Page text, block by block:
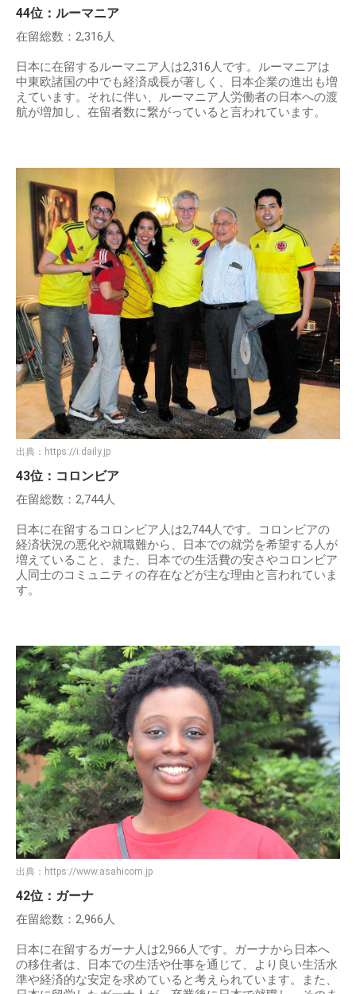
44位：ルーマニア
在留総数：2,316人
日本に在留するルーマニア人は2,316人です。ルーマニアは
中東欧諸国の中でも経済成長が著しく、日本企業の進出も増
えています。それに伴い、ルーマニア人労働者の日本への渡
航が増加し、在留者数に繋がっていると言われています。
出典： https://i.daily.jp
43位：コロンビア
在留総数：2,744人
日本に在留するコロンビア人は2,744人です。コロンビアの
経済状況の悪化や就職難から、日本での就労を希望する人が
増えていること、また、日本での生活費の安さやコロンビア
人同士のコミュニティの存在などが主な理由と言われていま
す。
出典： https://www.asahicom.jp
42位：ガーナ
在留総数：2,966人
日本に在留するガーナ人は2,966人です。ガーナから日本へ
の移住者は、日本での生活や仕事を通じて、より良い生活水
準や経済的な安定を求めていると考えられています。また、